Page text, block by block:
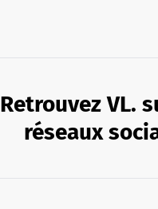
Retrouvez VL.
réseaux